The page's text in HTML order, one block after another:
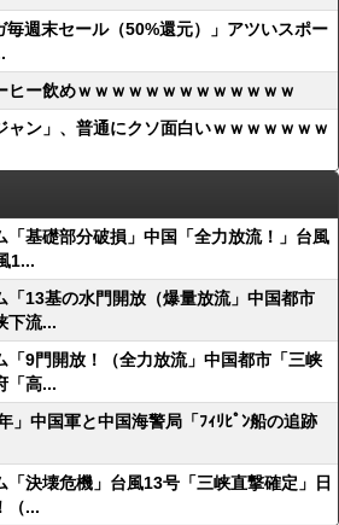
毎週末セール（50%還元）」アツいスポー
ー飲めｗｗｗｗｗｗｗｗｗｗｗｗｗ
ャン」、普通にクソ面白いｗｗｗｗｗｗｗ
「基礎部分破損」中国「全力放流！」台風
1...
「13基の水門開放（爆量放流」中国都市
下流...
「9門開放！（全力放流」中国都市「三峡
「高...
」中国軍と中国海警局「ﾌｨﾘﾋﾟﾝ船の追跡
決壊危機」台風13号「三峡直撃確定」日
（...